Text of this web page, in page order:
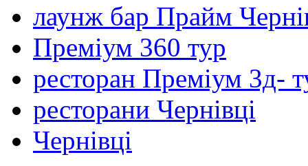
лаунж бар Прайм
Преміум 360 тур
ресторан Преміум 3д-
ресторани Чернівці
Чернівці